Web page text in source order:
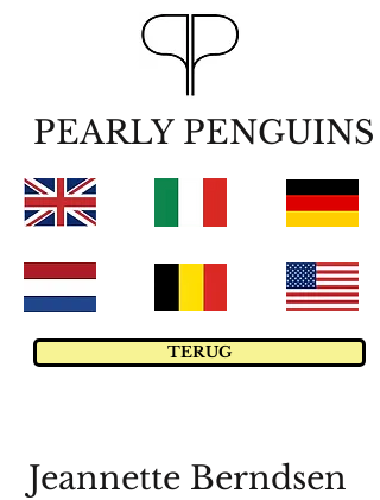
PEARLY PENGUINS
TERUG
Jeannette Berndsen